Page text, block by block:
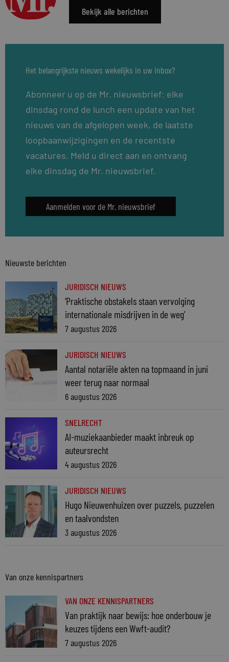
Bekijk alle berichten
Het belangrijkste nieuws wekelijks in uw inbox?
Abonneer u op de Mr. nieuwsbrief: elke
dinsdag rond de lunch een update van het
nieuws van de afgelopen week, de laatste
loopbaanwijzigingen en de recentste
vacatures. Meld u direct aan en ontvang
elke dinsdag de Mr. nieuwsbrief.
Aanmelden voor de Mr. nieuwsbrief
Nieuwste berichten
JURIDISCH NIEUWS
‘Praktische obstakels staan vervolging
internationale misdrijven in de weg’
7 augustus 2026
JURIDISCH NIEUWS
Aantal notariële akten na topmaand in juni
weer terug naar normaal
6 augustus 2026
SNELRECHT
AI-muziekaanbieder maakt inbreuk op
auteursrecht
4 augustus 2026
JURIDISCH NIEUWS
Hugo Nieuwenhuizen over puzzels, puzzelen
en taalvondsten
3 augustus 2026
Van onze kennispartners
VAN ONZE KENNISPARTNERS
Van praktijk naar bewijs: hoe onderbouw je
keuzes tijdens een Wwft-audit?
7 augustus 2026